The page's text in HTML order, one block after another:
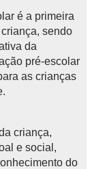
é a primeira
sendo
da
pré-escolar
as crianças
criança,
e social,
do